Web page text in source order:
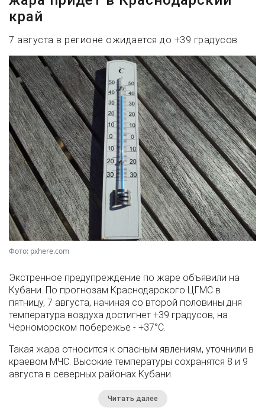
край
7 августа в регионе ожидается до +39 градусов
Фото: pxhere.com
Экстренное предупреждение по жаре объявили на
Кубани. По прогнозам Краснодарского ЦГМС в
пятницу, 7 августа, начиная со второй половины дня
температура воздуха достигнет +39 градусов, на
Черноморском побережье - +37°­С.
Такая жара относится к опасным явлениям, уточнили в
краевом МЧС. Высокие температуры сохранятся 8 и 9
августа в северных районах Кубани.
Читать далее